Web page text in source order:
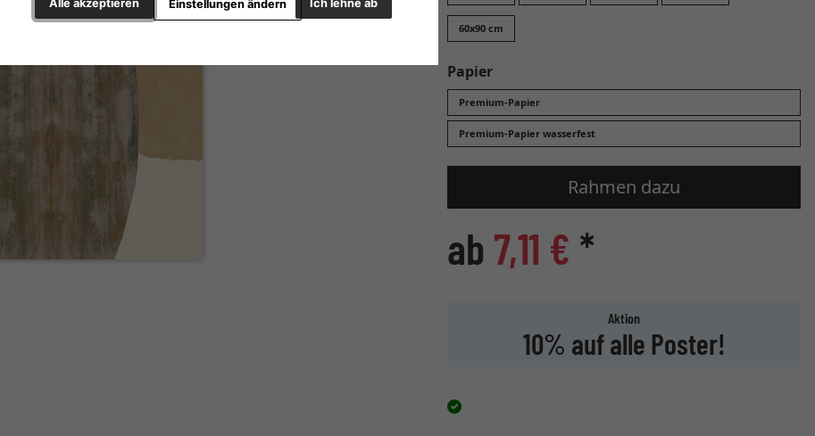
Alle akzeptieren Ich lehne ab
Einstellungen ändern
60x90 cm
Papier
Premium-Papier
Premium-Papier wasserfest
Rahmen dazu
ab 7,11 € *
Aktion
10% auf alle Poster!